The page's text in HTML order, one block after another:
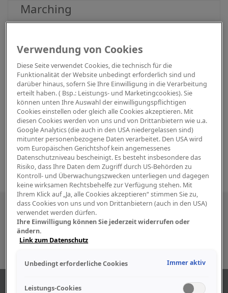
Marching
Besuchen Sie uns auch in den sozialen
Medien
Verwendung von Cookies
Diese Seite verwendet Cookies, die technisch für die
Funktionalität der Website unbedingt erforderlich sind und
darüber hinaus, sofern Sie Ihre Einwilligung in die Verarbeitung
erteilt haben. ( Bsp.: Leistungs- und Marketingcookies). Sie
können unten Ihre Auswahl der einwilligungspflichtigen
Cookies einstellen oder gleich alle Cookies akzeptieren. Mit
diesen Cookies werden von uns und von Drittanbietern wie u.a.
Google Analytics (die auch in den USA niedergelassen sind)
mitunter personenbezogene Daten verarbeitet. Den USA wird
vom Europäischen Gerichtshof kein angemessenes
Datenschutzniveau bescheinigt. Es besteht insbesondere das
Risiko, dass Ihre Daten dem Zugriff durch US-Behörden zu
Kontroll- und Überwachungszwecken unterliegen und dagegen
keine wirksamen Rechtsbehelfe zur Verfügung stehen. Mit
Ihrem Klick auf „Ja, alle Cookies akzeptieren“ stimmen Sie zu,
dass Cookies von uns und von Drittanbietern (auch in den USA)
verwendet werden dürfen.
Ihre Einwilligung können Sie jederzeit widerrufen oder
ändern.
Link zum Datenschutz
Unbedingt erforderliche Cookies Immer aktiv
Leistungs-Cookies